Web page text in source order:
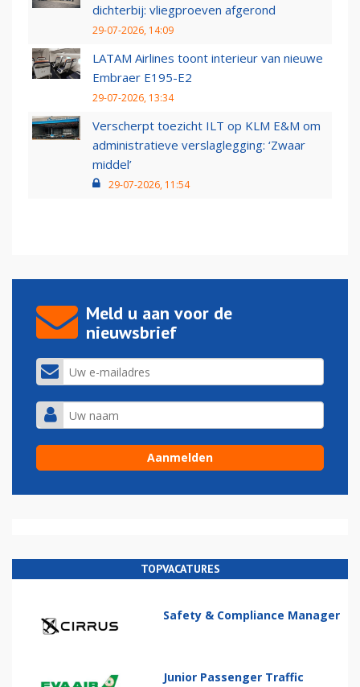
dichterbij: vliegproeven afgerond
29-07-2026, 14:09
LATAM Airlines toont interieur van nieuwe
Embraer E195-E2
29-07-2026, 13:34
Verscherpt toezicht ILT op KLM E&M om
administratieve verslaglegging: ‘Zwaar
middel’
29-07-2026, 11:54
Meld u aan voor de
nieuwsbrief
TOPVACATURES
Safety & Compliance Manager
Junior Passenger Traffic